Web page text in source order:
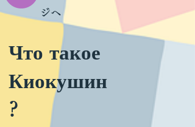
ジへ
Что такое
Киокушин
?